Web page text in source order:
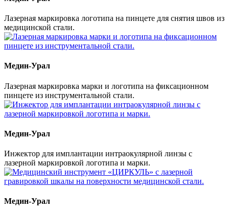
Лазерная маркировка логотипа на пинцете для снятия швов из
медицинской стали.
Медин-Урал
Лазерная маркировка марки и логотипа на фиксационном
пинцете из инструментальной стали.
Медин-Урал
Инжектор для имплантации интраокулярной линзы с
лазерной маркировкой логотипа и марки.
Медин-Урал